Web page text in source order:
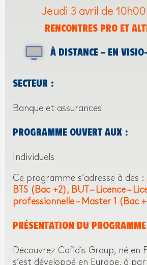
Jeudi 3 avril de
RENCONTRES PRO ET
À DISTANCE - EN VISIO-
SECTEUR :
Banque et assurances
PROGRAMME OUVERT AUX :
Individuels
Ce programme s’adresse à des :
BTS (Bac +2)
BUT – Licence –
professionnelle – Master 1 (Bac
PRÉSENTATION DU PROGRAMME
Découvrez Cofidis Group, né en
s’est développé en Europe, à